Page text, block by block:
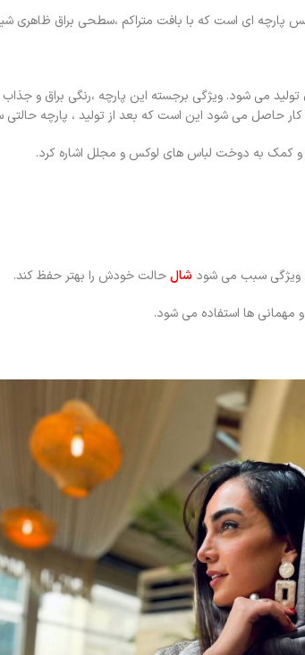
پارچه ای است که با بافت متراکم ،سطحی براق ظاهری
تولید می شود. ویژگی برجسته این پارچه ،رنگی براق و
کار حاصل می شود این است که بعد از تولید ، پارچه
و کمک به دوخت لباس های لوکس و مجلل اشاره کرد.
ویژگی سبب می شود شالحالت خودش را بهتر حفظ کند.
ها استفاده می شود.